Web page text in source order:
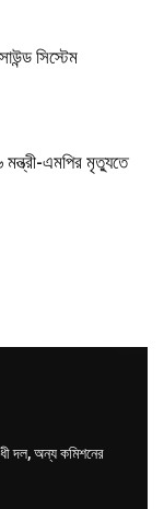
সিস্টেম
এমপির মৃত্যুতে
দল, অন্য কমিশনের